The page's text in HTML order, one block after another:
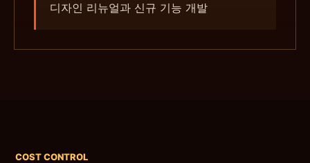
디자인 리뉴얼과 신규 기능 개발
COST CONTROL